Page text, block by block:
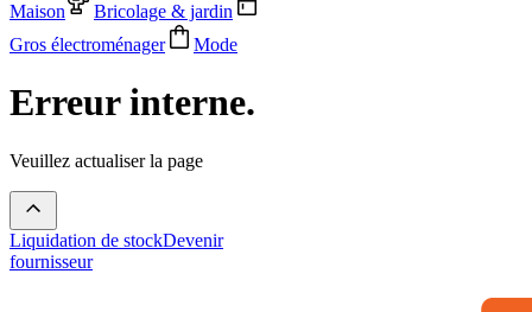
Maison
Bricolage & jardin
Gros électroménager
Mode
Erreur interne.
Veuillez actualiser la page
Liquidation de stockDevenir
fournisseur